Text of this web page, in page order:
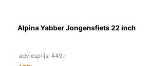
Alpina Yabber Jongensfiets 22 inch
adviesprijs: 449,-